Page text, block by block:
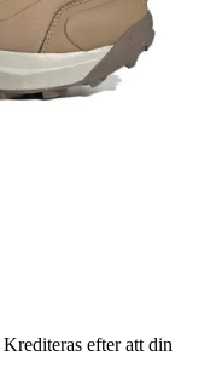
Krediteras efter att din